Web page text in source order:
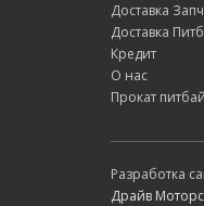
Доставка
Доставка
Кредит
О нас
Прокат
Разработка
Драйв